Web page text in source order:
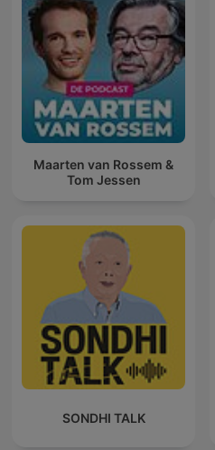
Maarten van Rossem &
Tom Jessen
SONDHI TALK